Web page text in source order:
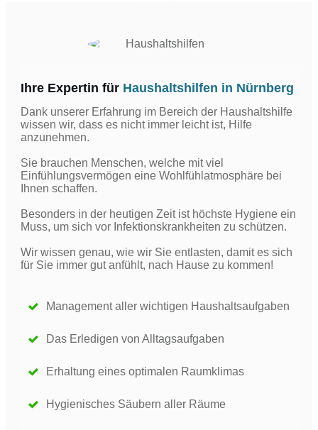
Ihre Expertin für Haushaltshilfen in Nürnberg
Dank unserer Erfahrung im Bereich der Haushaltshilfe
wissen wir, dass es nicht immer leicht ist, Hilfe
anzunehmen.
Sie brauchen Menschen, welche mit viel
Einfühlungsvermögen eine Wohlfühlatmosphäre bei
Ihnen schaffen.
Besonders in der heutigen Zeit ist höchste Hygiene ein
Muss, um sich vor Infektionskrankheiten zu schützen.
Wir wissen genau, wie wir Sie entlasten, damit es sich
für Sie immer gut anfühlt, nach Hause zu kommen!
Management aller wichtigen Haushaltsaufgaben
Das Erledigen von Alltagsaufgaben
Erhaltung eines optimalen Raumklimas
Hygienisches Säubern aller Räume